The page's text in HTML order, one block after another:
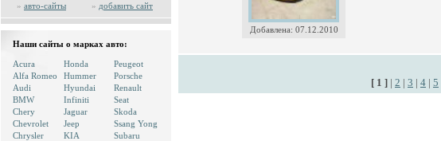
» авто-сайты » добавить сайт
Наши сайты о марках авто:
Acura
Alfa Romeo
Audi
BMW
Chery
Chevrolet
Chrysler
Honda
Hummer
Hyundai
Infiniti
Jaguar
Jeep
KIA
Peugeot
Porsche
Renault
Seat
Skoda
Ssang Yong
Subaru
Добавлена: 07.12.2010
[ 1 ] | 2 | 3 | 4 | 5